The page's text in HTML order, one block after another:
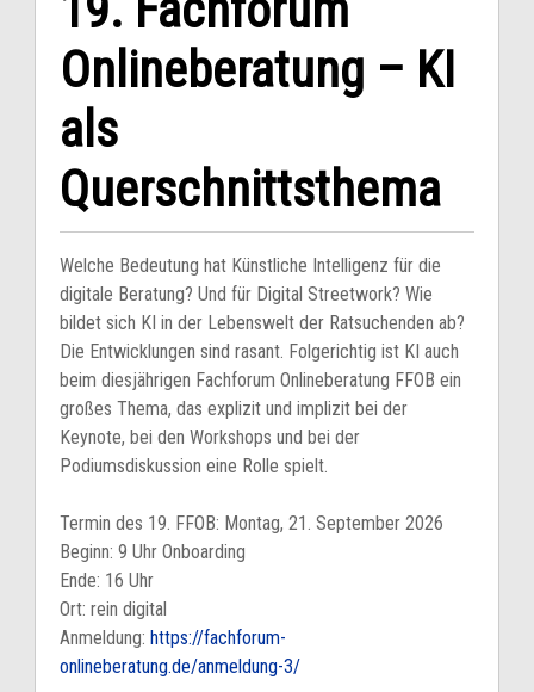
Onlineberatung – KI
als
Querschnittsthema
Welche Bedeutung hat Künstliche Intelligenz für die
digitale Beratung? Und für Digital Streetwork? Wie
bildet sich KI in der Lebenswelt der Ratsuchenden ab?
Die Entwicklungen sind rasant. Folgerichtig ist KI auch
beim diesjährigen Fachforum Onlineberatung FFOB ein
großes Thema, das explizit und implizit bei der
Keynote, bei den Workshops und bei der
Podiumsdiskussion eine Rolle spielt.
Termin des 19. FFOB: Montag, 21. September 2026
Beginn: 9 Uhr Onboarding
Ende: 16 Uhr
Ort: rein digital
Anmeldung: https://fachforum-
onlineberatung.de/anmeldung-3/